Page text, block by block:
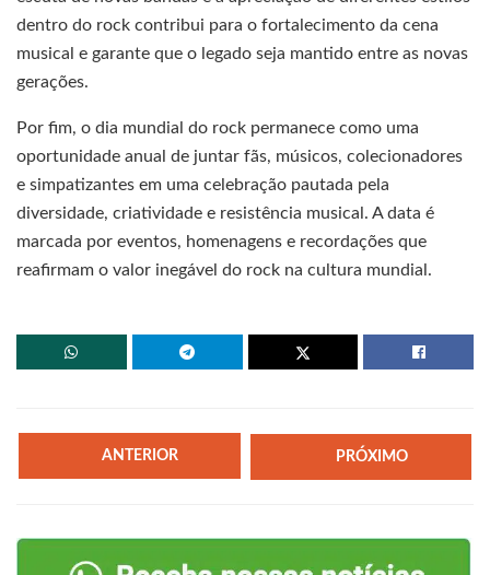
dentro do rock contribui para o fortalecimento da cena
musical e garante que o legado seja mantido entre as novas
gerações.
Por fim, o dia mundial do rock permanece como uma
oportunidade anual de juntar fãs, músicos, colecionadores
e simpatizantes em uma celebração pautada pela
diversidade, criatividade e resistência musical. A data é
marcada por eventos, homenagens e recordações que
reafirmam o valor inegável do rock na cultura mundial.
ANTERIOR PRÓXIMO